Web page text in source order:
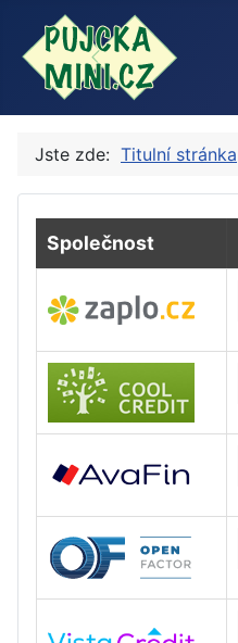
Jste zde: Titulní stránka
Společnost